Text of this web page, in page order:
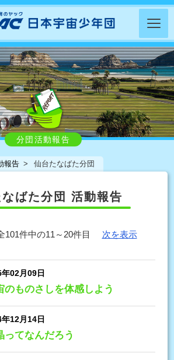
分団活動報告
報告 仙台たなばた分団
ばた分団 活動報告
101件中の11～20件目 次を表示
02月09日
のものさしを体感しよう
12月14日
ってなんだろう